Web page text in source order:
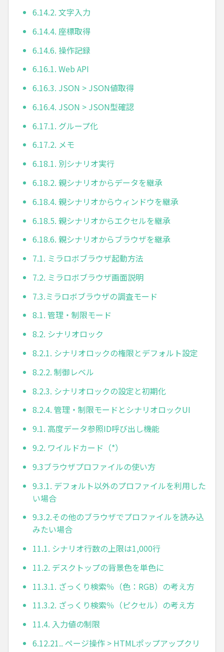
6.14.2. 文字入力
6.14.4. 座標取得
6.14.6. 操作記録
6.16.1. Web API
6.16.3. JSON > JSON値取得
6.16.4. JSON > JSON型確認
6.17.1. グループ化
6.17.2. メモ
6.18.1. 別シナリオ実行
6.18.2. 親シナリオからデータを継承
6.18.4. 親シナリオからウィンドウを継承
6.18.5. 親シナリオからエクセルを継承
6.18.6. 親シナリオからブラウザを継承
7.1. ミラロボブラウザ起動方法
7.2. ミラロボブラウザ画面説明
7.3.ミラロボブラウザの調査モード
8.1. 管理・制限モード
8.2. シナリオロック
8.2.1. シナリオロックの権限とデフォルト設定
8.2.2. 制御レベル
8.2.3. シナリオロックの設定と初期化
8.2.4. 管理・制限モードとシナリオロックUI
9.1. 高度データ参照ID呼び出し機能
9.2. ワイルドカード（*）
9.3ブラウザプロファイルの使い方
9.3.1. デフォルト以外のプロファイルを利用した
い場合
9.3.2.その他のブラウザでプロファイルを読み込
みたい場合
11.1. シナリオ行数の上限は1,000行
11.2. デスクトップの背景色を単色に
11.3.1. ざっくり検索％（色：RGB）の考え方
11.3.2. ざっくり検索％（ピクセル）の考え方
11.4. 入力値の制限
6.12.21.. ページ操作 > HTMLポップアップクリ